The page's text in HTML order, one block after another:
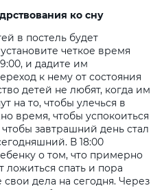
ко сну
в постель будет
четкое время
и дадите им
к нему от состояния
детей не любят, когда им
на то, чтобы улечься в
время, чтобы успокоиться
завтрашний день стал
В 18:00
о том, что примерно
ложиться спать и пора
свои дела на сегодня. Через